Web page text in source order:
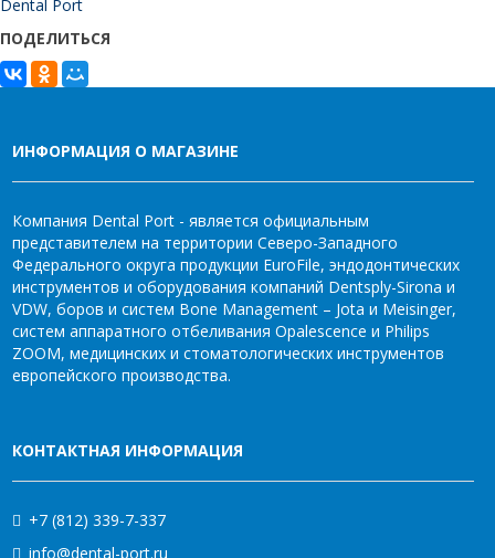
Dental Port
ПОДЕЛИТЬСЯ
ИНФОРМАЦИЯ О МАГАЗИНЕ
Компания Dental Port - является официальным
представителем на территории Северо-Западного
Федерального округа продукции EuroFile, эндодонтических
инструментов и оборудования компаний Dentsply-Sirona и
VDW, боров и систем Bone Management – Jota и Meisinger,
систем аппаратного отбеливания Opalescence и Philips
ZOOM, медицинских и стоматологических инструментов
европейского производства.
КОНТАКТНАЯ ИНФОРМАЦИЯ
+7 (812) 339-7-337
info@dental-port.ru